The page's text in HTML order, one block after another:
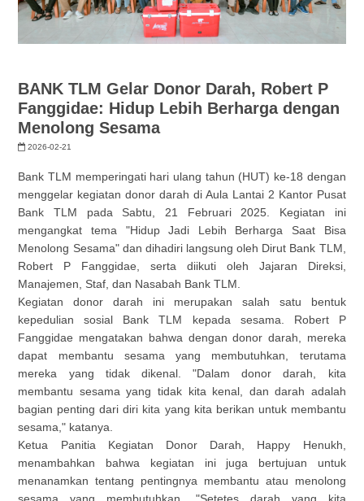
BANK TLM Gelar Donor Darah, Robert P
Fanggidae: Hidup Lebih Berharga dengan
Menolong Sesama
2026-02-21
Bank TLM memperingati hari ulang tahun (HUT) ke-18 dengan
menggelar kegiatan donor darah di Aula Lantai 2 Kantor Pusat
Bank TLM pada Sabtu, 21 Februari 2025. Kegiatan ini
mengangkat tema "Hidup Jadi Lebih Berharga Saat Bisa
Menolong Sesama" dan dihadiri langsung oleh Dirut Bank TLM,
Robert P Fanggidae, serta diikuti oleh Jajaran Direksi,
Manajemen, Staf, dan Nasabah Bank TLM.
Kegiatan donor darah ini merupakan salah satu bentuk
kepedulian sosial Bank TLM kepada sesama. Robert P
Fanggidae mengatakan bahwa dengan donor darah, mereka
dapat membantu sesama yang membutuhkan, terutama
mereka yang tidak dikenal. "Dalam donor darah, kita
membantu sesama yang tidak kita kenal, dan darah adalah
bagian penting dari diri kita yang kita berikan untuk membantu
sesama," katanya.
Ketua Panitia Kegiatan Donor Darah, Happy Henukh,
menambahkan bahwa kegiatan ini juga bertujuan untuk
menanamkan tentang pentingnya membantu atau menolong